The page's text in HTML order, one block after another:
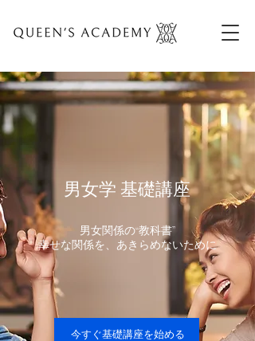
男女学 基礎講座
男女関係の“教科書”
幸せな関係を、あきらめないために
今すぐ基礎講座を始める